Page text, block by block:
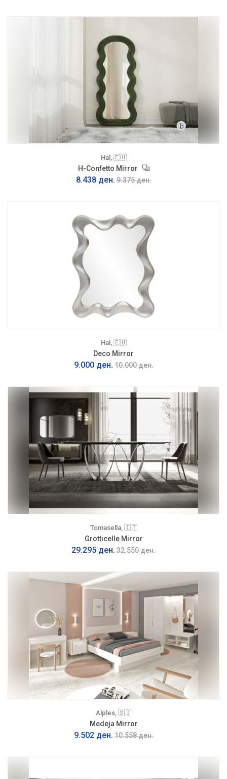
Hal, 🇪🇺
H-Confetto Mirror
8.438 ден. 9.375 ден.
Hal, 🇪🇺
Deco Mirror
9.000 ден. 10.000 ден.
Tomasella, 🇮🇹
Grotticelle Mirror
29.295 ден. 32.550 ден.
Alples, 🇸🇮
Medeja Mirror
9.502 ден. 10.558 ден.